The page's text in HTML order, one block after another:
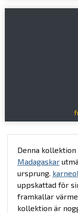
Denna
Madagaskar
ursprung.
uppskattad för
framkallar
kollektion är